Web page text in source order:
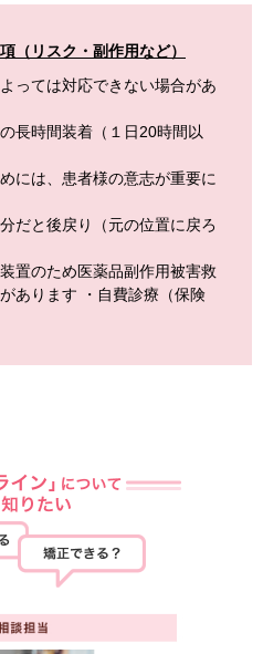
（リスク・副作用など）
っては対応できない場合があ
長時間装着（１日20時間以
には、患者様の意志が重要に
だと後戻り（元の位置に戻ろ
置のため医薬品副作用被害救
あります ・自費診療（保険